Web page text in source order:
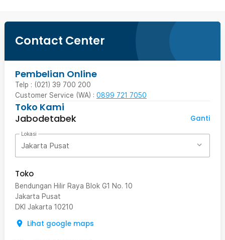
Contact Center
Pembelian Online
Telp : (021) 39 700 200
Customer Service (WA) : 0899 721 7050
Toko Kami
Jabodetabek
Ganti
Lokasi
Jakarta Pusat
Toko
Bendungan Hilir Raya Blok G1 No. 10
Jakarta Pusat
DKI Jakarta 10210
Lihat google maps